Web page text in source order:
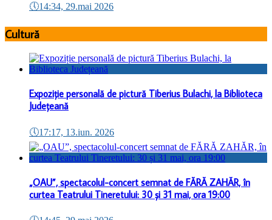
🕔14:34, 29.mai 2026
Cultură
Expoziție personală de pictură Tiberius Bulachi, la Biblioteca
Județeană
🕔17:17, 13.iun. 2026
„OAU”, spectacolul-concert semnat de FĂRĂ ZAHĂR, în
curtea Teatrului Tineretului: 30 și 31 mai, ora 19:00